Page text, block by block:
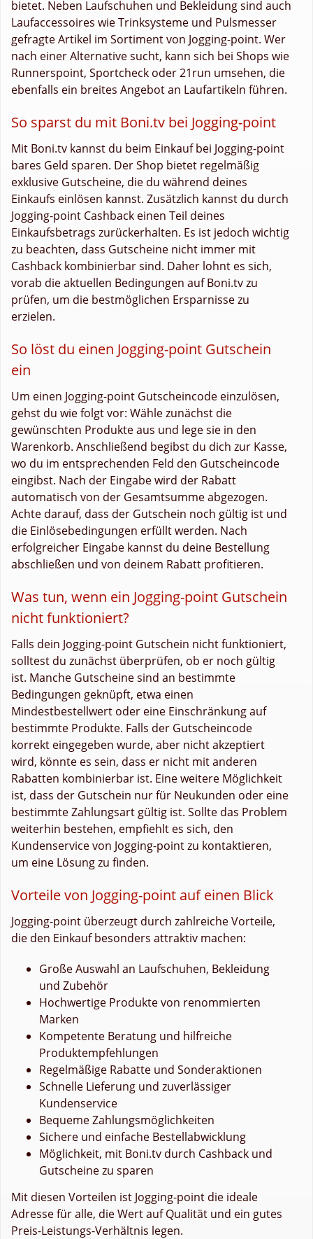
bietet. Neben Laufschuhen und Bekleidung sind auch
Laufaccessoires wie Trinksysteme und Pulsmesser
gefragte Artikel im Sortiment von Jogging-point. Wer
nach einer Alternative sucht, kann sich bei Shops wie
Runnerspoint, Sportcheck oder 21run umsehen, die
ebenfalls ein breites Angebot an Laufartikeln führen.
So sparst du mit Boni.tv bei Jogging-point
Mit Boni.tv kannst du beim Einkauf bei Jogging-point
bares Geld sparen. Der Shop bietet regelmäßig
exklusive Gutscheine, die du während deines
Einkaufs einlösen kannst. Zusätzlich kannst du durch
Jogging-point Cashback einen Teil deines
Einkaufsbetrags zurückerhalten. Es ist jedoch wichtig
zu beachten, dass Gutscheine nicht immer mit
Cashback kombinierbar sind. Daher lohnt es sich,
vorab die aktuellen Bedingungen auf Boni.tv zu
prüfen, um die bestmöglichen Ersparnisse zu
erzielen.
So löst du einen Jogging-point Gutschein
ein
Um einen Jogging-point Gutscheincode einzulösen,
gehst du wie folgt vor: Wähle zunächst die
gewünschten Produkte aus und lege sie in den
Warenkorb. Anschließend begibst du dich zur Kasse,
wo du im entsprechenden Feld den Gutscheincode
eingibst. Nach der Eingabe wird der Rabatt
automatisch von der Gesamtsumme abgezogen.
Achte darauf, dass der Gutschein noch gültig ist und
die Einlösebedingungen erfüllt werden. Nach
erfolgreicher Eingabe kannst du deine Bestellung
abschließen und von deinem Rabatt profitieren.
Was tun, wenn ein Jogging-point Gutschein
nicht funktioniert?
Falls dein Jogging-point Gutschein nicht funktioniert,
solltest du zunächst überprüfen, ob er noch gültig
ist. Manche Gutscheine sind an bestimmte
Bedingungen geknüpft, etwa einen
Mindestbestellwert oder eine Einschränkung auf
bestimmte Produkte. Falls der Gutscheincode
korrekt eingegeben wurde, aber nicht akzeptiert
wird, könnte es sein, dass er nicht mit anderen
Rabatten kombinierbar ist. Eine weitere Möglichkeit
ist, dass der Gutschein nur für Neukunden oder eine
bestimmte Zahlungsart gültig ist. Sollte das Problem
weiterhin bestehen, empfiehlt es sich, den
Kundenservice von Jogging-point zu kontaktieren,
um eine Lösung zu finden.
Vorteile von Jogging-point auf einen Blick
Jogging-point überzeugt durch zahlreiche Vorteile,
die den Einkauf besonders attraktiv machen:
Große Auswahl an Laufschuhen, Bekleidung
und Zubehör
Hochwertige Produkte von renommierten
Marken
Kompetente Beratung und hilfreiche
Produktempfehlungen
Regelmäßige Rabatte und Sonderaktionen
Schnelle Lieferung und zuverlässiger
Kundenservice
Bequeme Zahlungsmöglichkeiten
Sichere und einfache Bestellabwicklung
Möglichkeit, mit Boni.tv durch Cashback und
Gutscheine zu sparen
Mit diesen Vorteilen ist Jogging-point die ideale
Adresse für alle, die Wert auf Qualität und ein gutes
Preis-Leistungs-Verhältnis legen.